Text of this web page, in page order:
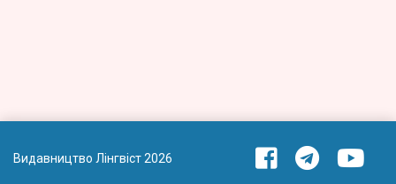
Видавництво Лінгвіст 2026